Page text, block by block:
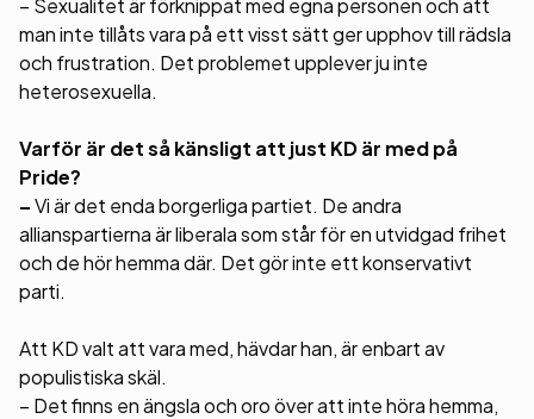
– Sexualitet är förknippat med egna personen och att
man inte tillåts vara på ett visst sätt ger upphov till rädsla
och frustration. Det problemet upplever ju inte
heterosexuella.
Varför är det så känsligt att just KD är med på
Pride?
–Vi är det enda borgerliga partiet. De andra
allianspartierna är liberala som står för en utvidgad frihet
och de hör hemma där. Det gör inte ett konservativt
parti.
Att KD valt att vara med, hävdar han, är enbart av
populistiska skäl.
– Det finns en ängsla och oro över att inte höra hemma,